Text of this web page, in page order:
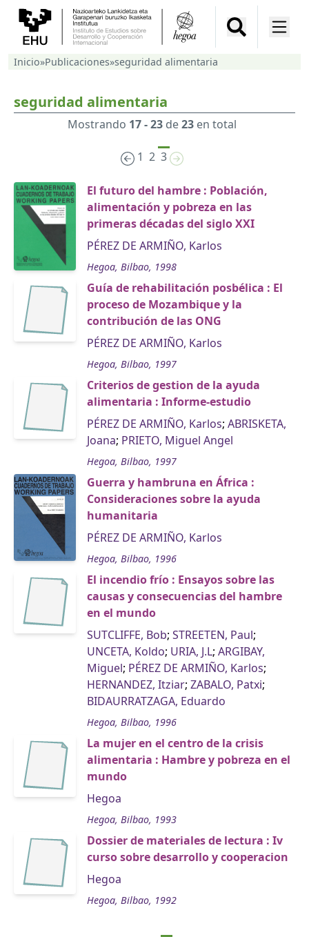
Inicio»Publicaciones»seguridad alimentaria
seguridad alimentaria
Mostrando 17 - 23de23en total
1 2 3
El futuro del hambre : Población,
alimentación y pobreza en las
primeras décadas del siglo XXI
PÉREZ DE ARMIÑO, Karlos
Hegoa, Bilbao, 1998
Guía de rehabilitación posbélica : El
proceso de Mozambique y la
contribución de las ONG
PÉREZ DE ARMIÑO, Karlos
Hegoa, Bilbao, 1997
Criterios de gestion de la ayuda
alimentaria : Informe-estudio
PÉREZ DE ARMIÑO, Karlos; ABRISKETA,
Joana; PRIETO, Miguel Angel
Hegoa, Bilbao, 1997
Guerra y hambruna en África :
Consideraciones sobre la ayuda
humanitaria
PÉREZ DE ARMIÑO, Karlos
Hegoa, Bilbao, 1996
El incendio frío : Ensayos sobre las
causas y consecuencias del hambre
en el mundo
SUTCLIFFE, Bob; STREETEN, Paul;
UNCETA, Koldo; URIA, J.L; ARGIBAY,
Miguel; PÉREZ DE ARMIÑO, Karlos;
HERNANDEZ, Itziar; ZABALO, Patxi;
BIDAURRATZAGA, Eduardo
Hegoa, Bilbao, 1996
La mujer en el centro de la crisis
alimentaria : Hambre y pobreza en el
mundo
Hegoa
Hegoa, Bilbao, 1993
Dossier de materiales de lectura : Iv
curso sobre desarrollo y cooperacion
Hegoa
Hegoa, Bilbao, 1992